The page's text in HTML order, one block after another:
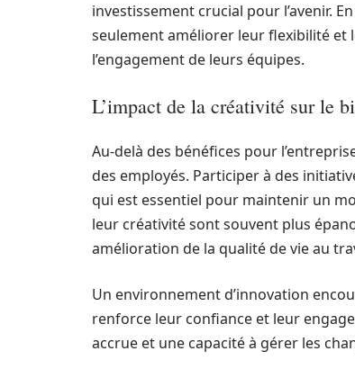
investissement crucial pour l’avenir.
seulement améliorer leur flexibilité et
l’engagement de leurs équipes.
L’impact de la créativité sur le
Au-delà des bénéfices pour
des employés. Participer à des
qui est essentiel pour maintenir un
leur créativité sont souvent plus
amélioration de la qualité de vie au
Un environnement d’innovation
renforce leur confiance et leur
accrue et une capacité à gérer les